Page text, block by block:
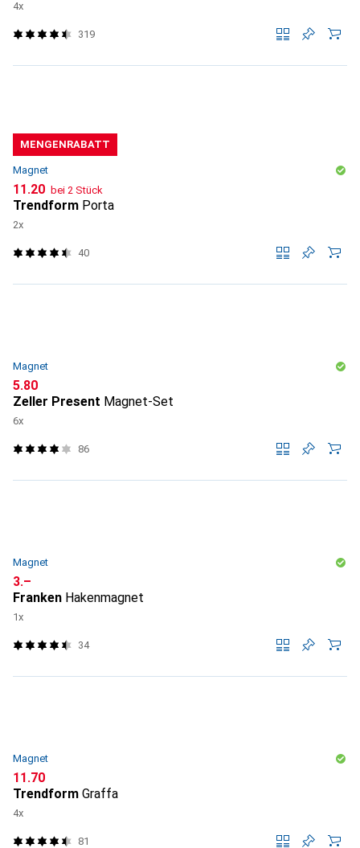
4x
319
MENGENRABATT
Magnet
CHF
11.20 bei 2 Stück
Trendform Porta
2x
40
Magnet
CHF
5.80
Zeller Present Magnet-Set
6x
86
Magnet
CHF
3.–
Franken Hakenmagnet
1x
34
Magnet
CHF
11.70
Trendform Graffa
4x
81